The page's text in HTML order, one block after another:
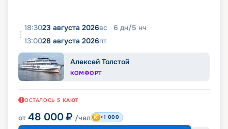
18:3023 августа 2026вс 6 дн/5 нч
13:0028 августа 2026пт
Алексей Толстой
КОМФОРТ
ОСТАЛОСЬ 5 КАЮТ
от 48 000 ₽ /чел +1 000